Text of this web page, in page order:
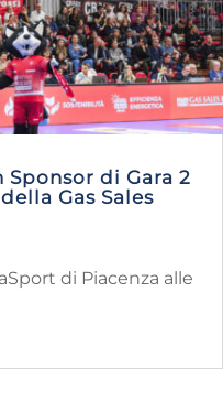
Sponsor di Gara 2
Gas Sales
di Piacenza alle